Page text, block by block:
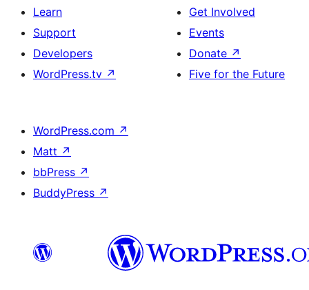
Learn
Support
Developers
WordPress.tv ↗
Get Involved
Events
Donate ↗
Five for the Future
WordPress.com ↗
Matt ↗
bbPress ↗
BuddyPress ↗